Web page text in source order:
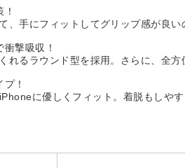
、手にフィットしてグリップ感が良い
撃吸収！
れるラウンド型を採用。さらに、全
！
に優しくフィット。着脱もしやす